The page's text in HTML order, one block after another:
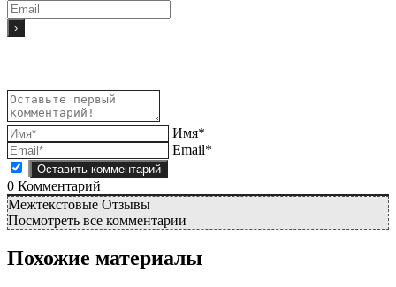
Имя*
Email*
0 Комментарий
Межтекстовые Отзывы
Посмотреть все комментарии
Похожие материалы